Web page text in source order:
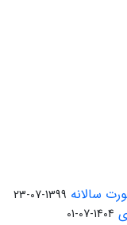
سالانه 1399-07-23
1404-07-01